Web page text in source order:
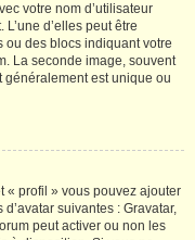
votre nom d’utilisateur
d’elles peut être
ou des blocs indiquant votre
La seconde image, souvent
généralement est unique ou
« profil » vous pouvez ajouter
suivantes : Gravatar,
peut activer ou non les